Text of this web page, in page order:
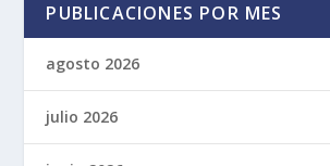
PUBLICACIONES POR MES
agosto 2026
julio 2026